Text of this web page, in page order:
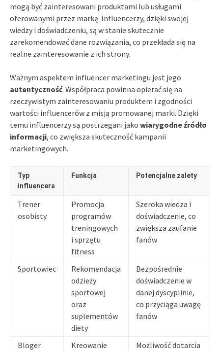
mogą być zainteresowani produktami lub usługami
oferowanymi przez markę. Influencerzy, dzięki swojej
wiedzy i doświadczeniu, są w stanie skutecznie
zarekomendować dane rozwiązania, co przekłada się na
realne zainteresowanie z ich strony.
Ważnym aspektem influencer marketingu jest jego
autentyczność. Współpraca powinna opierać się na
rzeczywistym zainteresowaniu produktem i zgodności
wartości influencerów z misją promowanej marki. Dzięki
temu influencerzy są postrzegani jako wiarygodne źródło
informacji, co zwiększa skuteczność kampanii
marketingowych.
Typ
influencera
Funkcja Potencjalne zalety
Trener
osobisty
Promocja
programów
treningowych
i sprzętu
fitness
Szeroka wiedza i
doświadczenie, co
zwiększa zaufanie
fanów
Sportowiec
Rekomendacja
odzieży
sportowej
oraz
suplementów
diety
Bezpośrednie
doświadczenie w
danej dyscyplinie,
co przyciąga uwagę
fanów
Bloger
Kreowanie
Możliwość dotarcia